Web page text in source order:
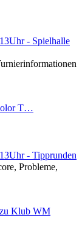
- Spielhalle
T…
- Tipprunden
Probleme,
Klub WM